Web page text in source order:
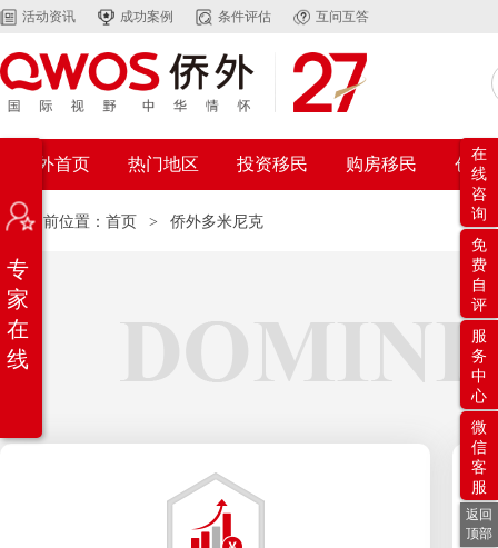
活动资讯 成功案例 条件评估 互问互答
侨外首页 热门地区 投资移民 购房移民 创业
当前位置： 首页 > 侨外多米尼克
专
家
在
线
在
线
咨
询
免
费
自
评
服
务
中
心
微
信
客
服
返回
顶部